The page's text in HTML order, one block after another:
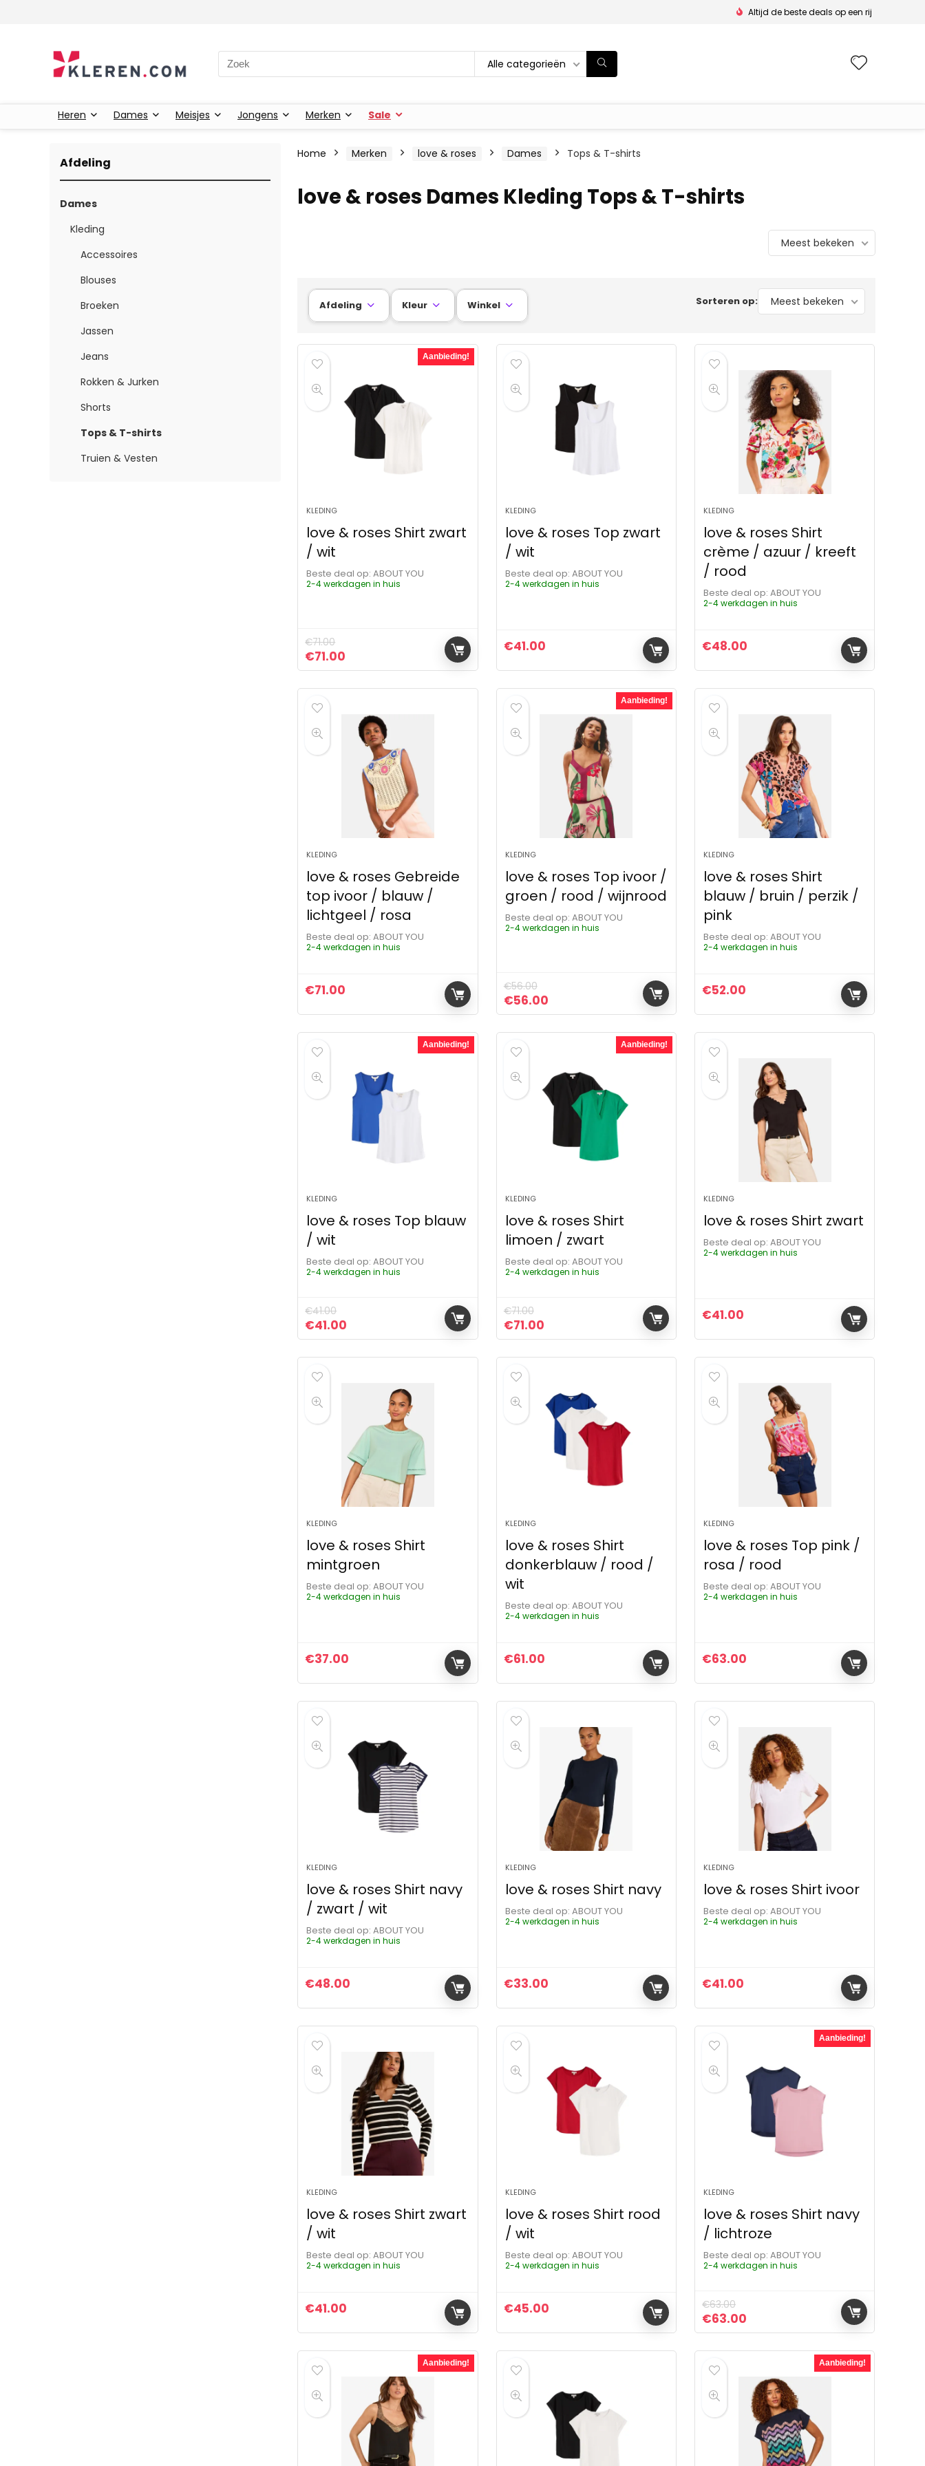
Altijd de beste deals op een rij
Zoeken naar: Alle categorieën
Heren Dames Meisjes Jongens Merken Sale
Afdeling
Dames
Kleding
Accessoires
Blouses
Broeken
Jassen
Jeans
Rokken & Jurken
Shorts
Tops & T-shirts
Truien & Vesten
Home Merken love & roses Dames Tops & T-shirts
love & roses Dames Kleding Tops & T-shirts
Meest bekeken
Sorteren op: Meest bekeken
Afdeling  Kleur  Winkel 
Aanbieding!
KLEDING
love & roses Shirt zwart
/ wit
Beste deal op:
ABOUT YOU
2-4 werkdagen in huis
€71.00
Oorspronkelijke prijs was: €71.00.
€71.00 Huidige prijs is: €71.00.
KLEDING
love & roses Top zwart
/ wit
Beste deal op:
ABOUT YOU
2-4 werkdagen in huis
€41.00
KLEDING
love & roses Shirt
crème / azuur / kreeft
/ rood
Beste deal op:
ABOUT YOU
2-4 werkdagen in huis
€48.00
KLEDING
love & roses Gebreide
top ivoor / blauw /
lichtgeel / rosa
Beste deal op:
ABOUT YOU
2-4 werkdagen in huis
€71.00
Aanbieding!
KLEDING
love & roses Top ivoor /
groen / rood / wijnrood
Beste deal op:
ABOUT YOU
2-4 werkdagen in huis
€56.00
Oorspronkelijke prijs was: €56.00.
€56.00Huidige prijs is: €56.00.
KLEDING
love & roses Shirt
blauw / bruin / perzik /
pink
Beste deal op:
ABOUT YOU
2-4 werkdagen in huis
€52.00
Aanbieding!
KLEDING
love & roses Top blauw
/ wit
Beste deal op:
ABOUT YOU
2-4 werkdagen in huis
€41.00
Oorspronkelijke prijs was: €41.00.
€41.00 Huidige prijs is: €41.00.
Aanbieding!
KLEDING
love & roses Shirt
limoen / zwart
Beste deal op:
ABOUT YOU
2-4 werkdagen in huis
€71.00
Oorspronkelijke prijs was: €71.00.
€71.00Huidige prijs is: €71.00.
KLEDING
love & roses Shirt zwart
Beste deal op:
ABOUT YOU
2-4 werkdagen in huis
€41.00
KLEDING
love & roses Shirt
mintgroen
Beste deal op:
ABOUT YOU
2-4 werkdagen in huis
€37.00
KLEDING
love & roses Shirt
donkerblauw / rood /
wit
Beste deal op:
ABOUT YOU
2-4 werkdagen in huis
€61.00
KLEDING
love & roses Top pink /
rosa / rood
Beste deal op:
ABOUT YOU
2-4 werkdagen in huis
€63.00
KLEDING
love & roses Shirt navy
/ zwart / wit
Beste deal op:
ABOUT YOU
2-4 werkdagen in huis
€48.00
KLEDING
love & roses Shirt navy
Beste deal op:
ABOUT YOU
2-4 werkdagen in huis
€33.00
KLEDING
love & roses Shirt ivoor
Beste deal op:
ABOUT YOU
2-4 werkdagen in huis
€41.00
KLEDING
love & roses Shirt zwart
/ wit
Beste deal op:
ABOUT YOU
2-4 werkdagen in huis
€41.00
KLEDING
love & roses Shirt rood
/ wit
Beste deal op:
ABOUT YOU
2-4 werkdagen in huis
€45.00
Aanbieding!
KLEDING
love & roses Shirt navy
/ lichtroze
Beste deal op:
ABOUT YOU
2-4 werkdagen in huis
€63.00
Oorspronkelijke prijs was: €63.00.
€63.00 Huidige prijs is: €63.00.
Aanbieding! Aanbieding!